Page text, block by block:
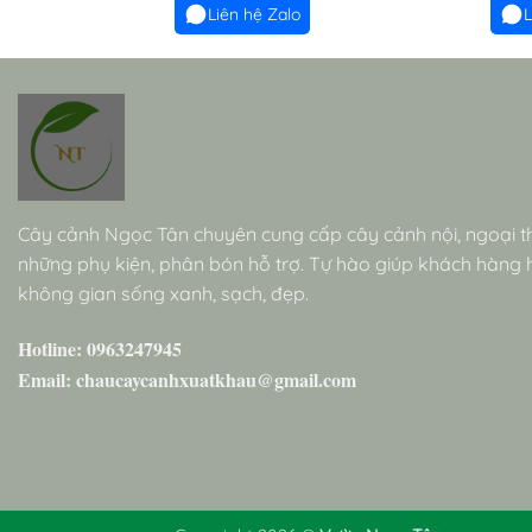
Liên hệ Zalo
Cây cảnh Ngọc Tân chuyên cung cấp cây cảnh nội, ngoại
những phụ kiện, phân bón hỗ trợ. Tự hào giúp khách hàng
không gian sống xanh, sạch, đẹp.
Hotline: 0963247945
Email: chaucaycanhxuatkhau@gmail.com